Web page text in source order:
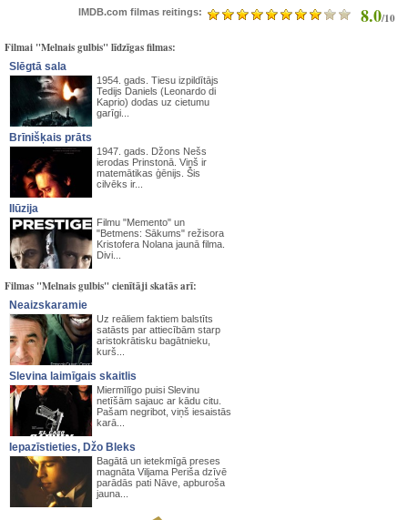
IMDB.com filmas reitings: 8.0/10
Filmai "Melnais gulbis" līdzīgas filmas:
Slēgtā sala
1954. gads. Tiesu izpildītājs
Tedijs Daniels (Leonardo di
Kaprio) dodas uz cietumu
garīgi...
Brīnišķais prāts
1947. gads. Džons Nešs
ierodas Prinstonā. Viņš ir
matemātikas ģēnijs. Šis
cilvēks ir...
Ilūzija
Filmu "Memento" un
"Betmens: Sākums" režisora
Kristofera Nolana jaunā filma.
Divi...
Filmas "Melnais gulbis" cienītāji skatās arī:
Neaizskaramie
Uz reāliem faktiem balstīts
satāsts par attiecībām starp
aristokrātisku bagātnieku,
kurš...
Slevina laimīgais skaitlis
Miermīlīgo puisi Slevinu
netīšām sajauc ar kādu citu.
Pašam negribot, viņš iesaistās
karā...
Iepazīstieties, Džo Bleks
Bagātā un ietekmīgā preses
magnāta Viljama Periša dzīvē
parādās pati Nāve, apburoša
jauna...